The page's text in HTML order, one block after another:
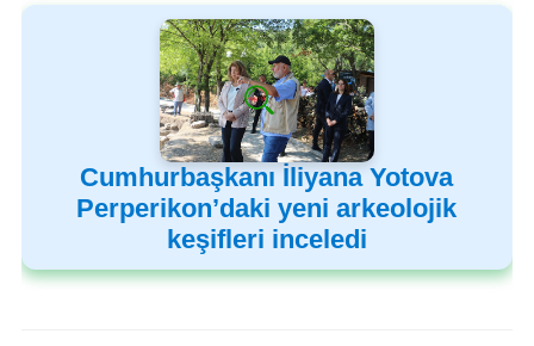
Cumhurbaşkanı İliyana Yotova
Perperikon’daki yeni arkeolojik
keşifleri inceledi